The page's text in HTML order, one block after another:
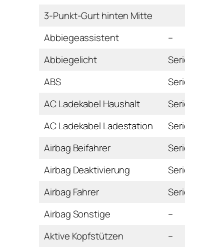
3-Punkt-Gurt hinten Mitte
Abbiegeassistent
–
Abbiegelicht
Serie
ABS
Serie
AC Ladekabel Haushalt
Serie
AC Ladekabel Ladestation
Serie
Airbag Beifahrer
Serie
Airbag Deaktivierung
Serie
Airbag Fahrer
Serie
Airbag Sonstige
–
Aktive Kopfstützen
–